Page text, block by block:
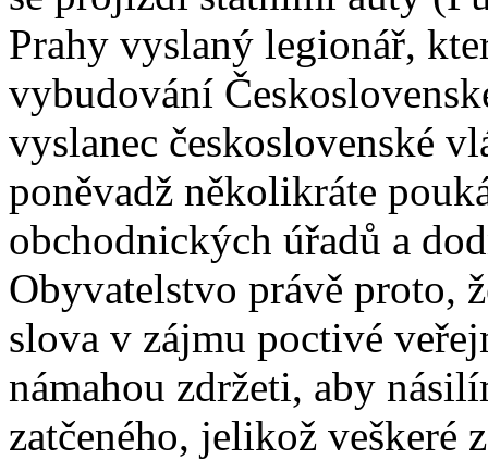
Prahy vyslaný legionář,
vybudování
vyslanec československé
poněvadž několikráte
obchodnických úřadů a
Obyvatelstvo právě proto,
slova v zájmu poctivé
námahou zdržeti, aby
zatčeného, jelikož veškeré